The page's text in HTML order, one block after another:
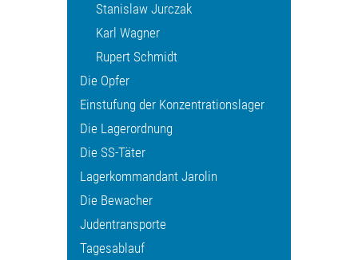
Stanislaw Jurczak
Karl Wagner
Rupert Schmidt
Die Opfer
Einstufung der Konzentrationslager
Die Lagerordnung
Die SS-Täter
Lagerkommandant Jarolin
Die Bewacher
Judentransporte
Tagesablauf